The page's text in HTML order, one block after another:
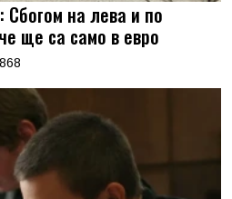
Сбогом на лева и по
ще са само в евро
868